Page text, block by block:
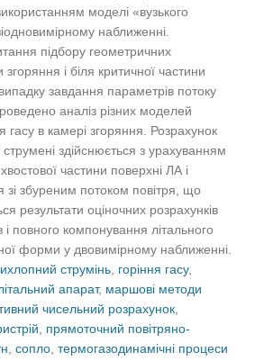
моделі «вузького
наближенні.
підбору геометричних
і біля критичної частини
завдання параметрів потоку
аналіз різних моделей
гасу в камері згоряння. Розрахунок
струмені здійснюється з урахуванням
частини поверхні ЛА і
зі збуреним потоком повітря, що
результати оціночних розрахунків
повного компонування літального
форми у двовимірному наближенні.
струмінь горіння гасу,
апарат, маршові методи
чисельний розрахунок
прямоточний повітряно-
,сопло ,термогазодинамічні процеси